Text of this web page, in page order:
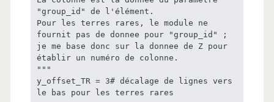
"group_id" de l'élément.
Pour les terres rares, le module ne
fournit pas de donnee pour "group_id" ;
je me base donc sur la donnee de Z pour
établir un numéro de colonne.
"""
y_offset_TR = 3# décalage de lignes vers
le bas pour les terres rares